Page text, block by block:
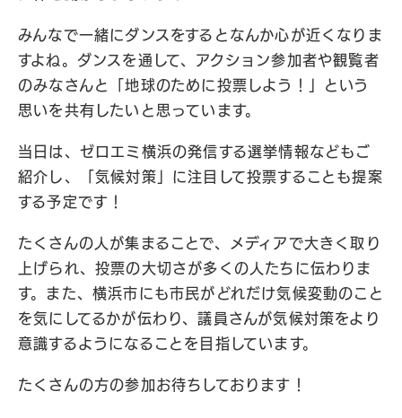
みんなで一緒にダンスをするとなんか心が近くなりま
すよね。ダンスを通して、アクション参加者や観覧者
のみなさんと「地球のために投票しよう！」という
思いを共有したいと思っています。
当日は、ゼロエミ横浜の発信する選挙情報などもご
紹介し、「気候対策」に注目して投票することも提案
する予定です！
たくさんの人が集まることで、メディアで大きく取り
上げられ、投票の大切さが多くの人たちに伝わりま
す。また、横浜市にも市民がどれだけ気候変動のこと
を気にしてるかが伝わり、議員さんが気候対策をより
意識するようになることを目指しています。
たくさんの方の参加お待ちしております！